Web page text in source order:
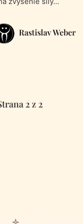
Rastislav Weber
2 z 2